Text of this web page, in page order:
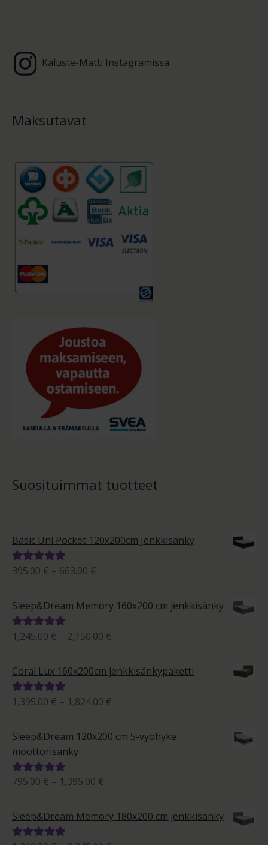
Kaluste-Matti Instagramissa
Maksutavat
Suosituimmat tuotteet
Basic Uni Pocket 120x200cm Jenkkisänky
Arvostelu
395.00 € – 663.00 €
663.00 €
Sleep&Dream Memory 160x200 cm jenkkisänky
Arvostelu
1,245.00 € – 2,150.00 €
2,150.00 €
Coral Lux 160x200cm jenkkisänkypaketti
Arvostelu
1,395.00 € – 1,824.00 €
-
1,824.00 €
Sleep&Dream 120x200 cm 5-vyöhyke
moottorisänky
Arvostelu
5.00
/ 5
795.00 € – 1,395.00 €
-
1,395.00 €
Sleep&Dream Memory 180x200 cm jenkkisänky